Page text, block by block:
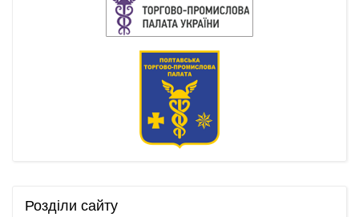
Розділи сайту